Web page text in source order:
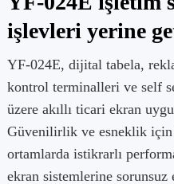
işlevleri yerine
YF-024E, dijital tabela,
kontrol terminalleri ve self
üzere akıllı ticari ekran
Güvenilirlik ve esneklik
ortamlarda istikrarlı
ekran sistemlerine sorunsuz